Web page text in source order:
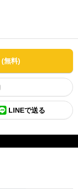
(無料)
LINEで送る